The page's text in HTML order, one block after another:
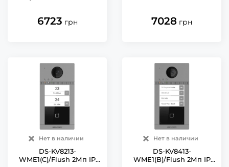
6723 грн 7028 грн
Нет в наличии
DS-KV8213-
WME1(C)/Flush 2Мп IP
Нет в наличии
DS-KV8413-
WME1(B)/Flush 2Мп IP